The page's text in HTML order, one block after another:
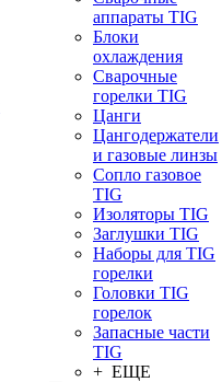
аппараты TIG
Блоки
охлаждения
Сварочные
горелки TIG
Цанги
Цангодержатели
и газовые линзы
Сопло газовое
TIG
Изоляторы TIG
Заглушки TIG
Наборы для TIG
горелки
Головки TIG
горелок
Запасные части
TIG
+ ЕЩЕ